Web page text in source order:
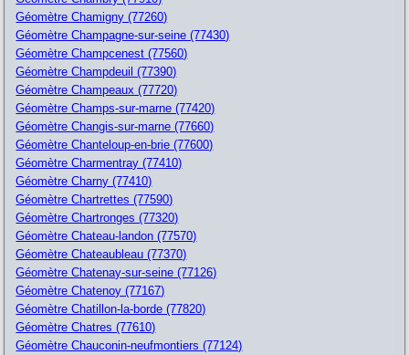
Géomètre Chamigny (77260)
Géomètre Champagne-sur-seine (77430)
Géomètre Champcenest (77560)
Géomètre Champdeuil (77390)
Géomètre Champeaux (77720)
Géomètre Champs-sur-marne (77420)
Géomètre Changis-sur-marne (77660)
Géomètre Chanteloup-en-brie (77600)
Géomètre Charmentray (77410)
Géomètre Charny (77410)
Géomètre Chartrettes (77590)
Géomètre Chartronges (77320)
Géomètre Chateau-landon (77570)
Géomètre Chateaubleau (77370)
Géomètre Chatenay-sur-seine (77126)
Géomètre Chatenoy (77167)
Géomètre Chatillon-la-borde (77820)
Géomètre Chatres (77610)
Géomètre Chauconin-neufmontiers (77124)